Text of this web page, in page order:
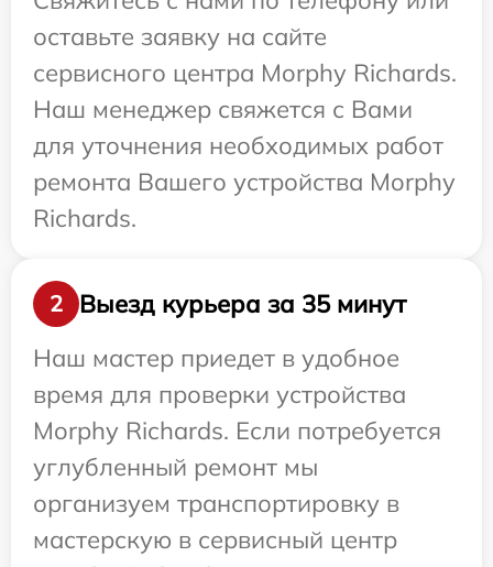
оставьте заявку на сайте
сервисного центра Morphy Richards.
Наш менеджер свяжется с Вами
для уточнения необходимых работ
ремонта Вашего устройства Morphy
Richards.
2
Выезд курьера за 35 минут
Наш мастер приедет в удобное
время для проверки устройства
Morphy Richards. Если потребуется
углубленный ремонт мы
организуем транспортировку в
мастерскую в сервисный центр